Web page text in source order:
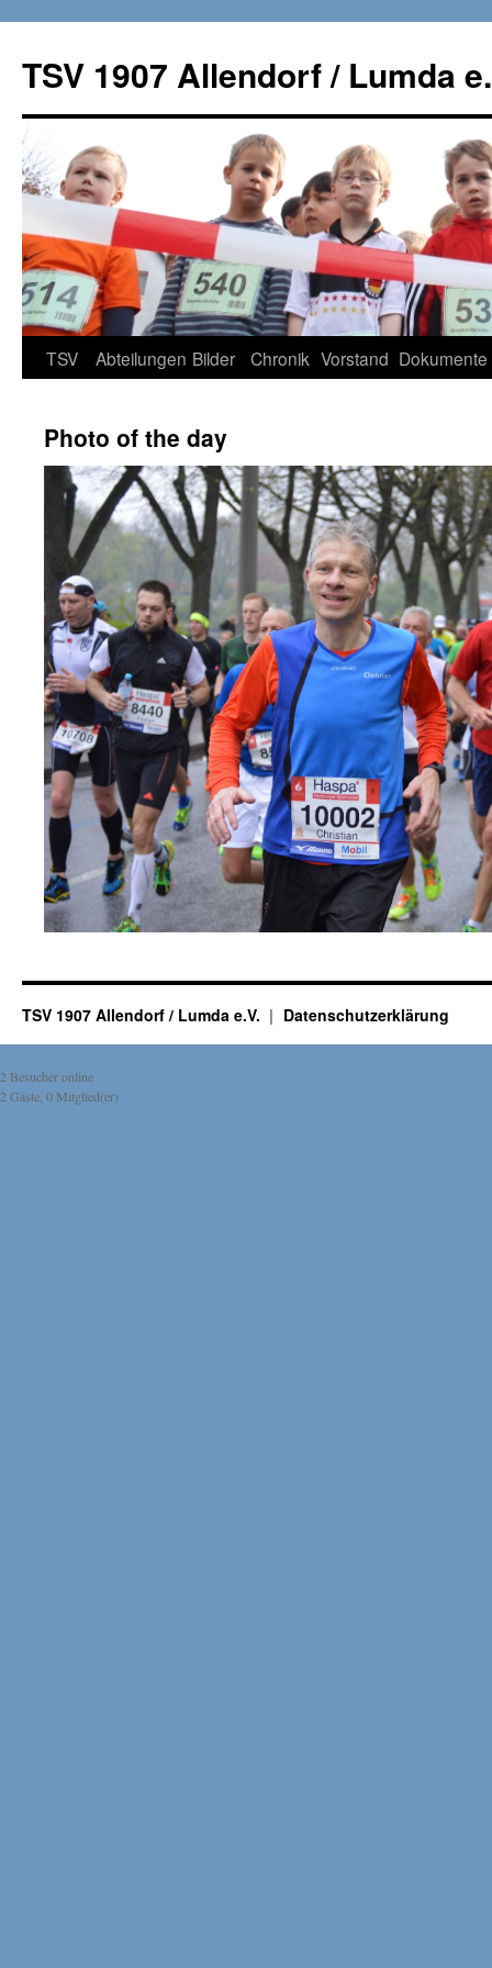
TSV 1907 Allendorf / Lumda
Zum
springen
TSV Abteilungen Bilder Chronik Vorstand Dokumente
Photo of the day
TSV 1907 Allendorf / Lumda e.V. Datenschutzerklärung
2 Besucher online
2 Gäste, 0 Mitglied(er)